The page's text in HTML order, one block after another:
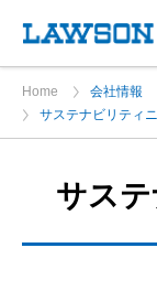
Home 会社情報
サステナビリティ
サス